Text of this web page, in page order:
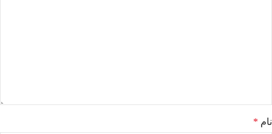
نام *